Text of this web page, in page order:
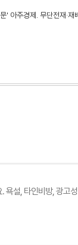
아주경제. 무단전재·재